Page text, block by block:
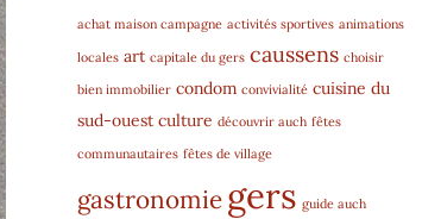
achat maison campagne activités sportives animations
locales art capitale du gers caussens choisir
bien immobilier condom convivialité cuisine du
sud-ouest culture découvrir auch fêtes
communautaires fêtes de village
gastronomiegers guide auch